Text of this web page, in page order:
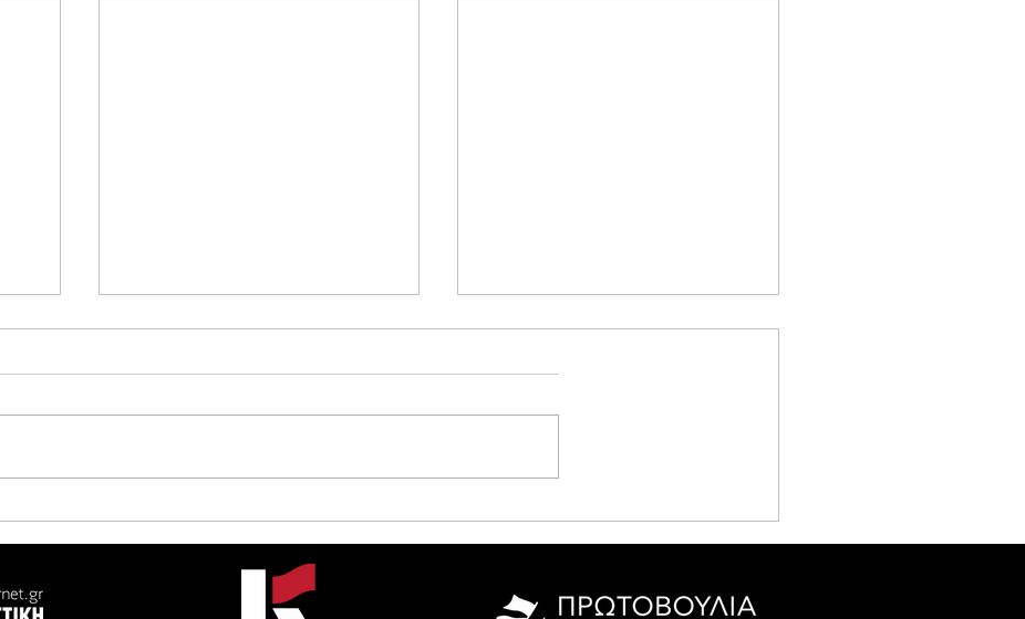
στην Κούβα με την
μπριγάδα Αλληλεγγύης
Internationalist Anti-War